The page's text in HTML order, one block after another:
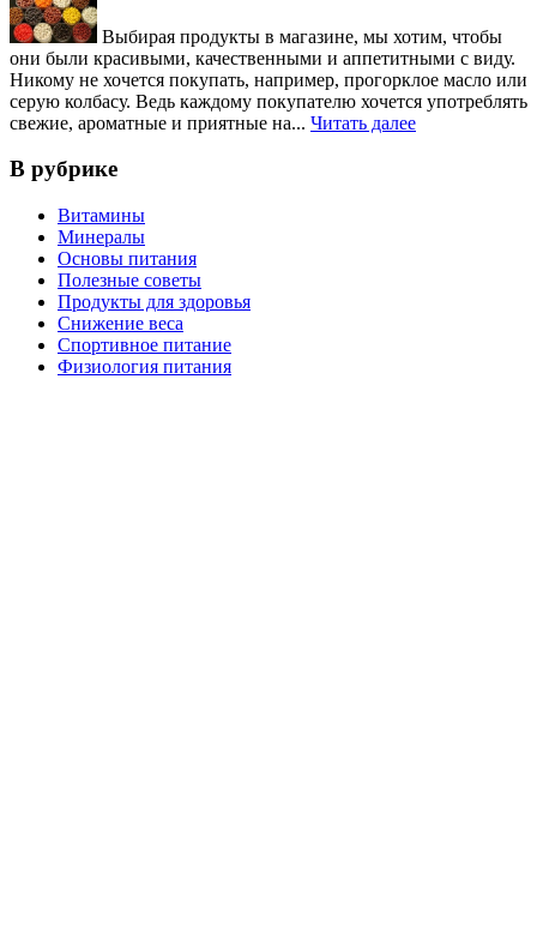
Выбирая продукты в магазине, мы хотим, чтобы
они были красивыми, качественными и аппетитными с виду.
Никому не хочется покупать, например, прогорклое масло или
серую колбасу. Ведь каждому покупателю хочется употреблять
свежие, ароматные и приятные на... Читать далее
В рубрике
Витамины
Минералы
Основы питания
Полезные советы
Продукты для здоровья
Снижение веса
Спортивное питание
Физиология питания